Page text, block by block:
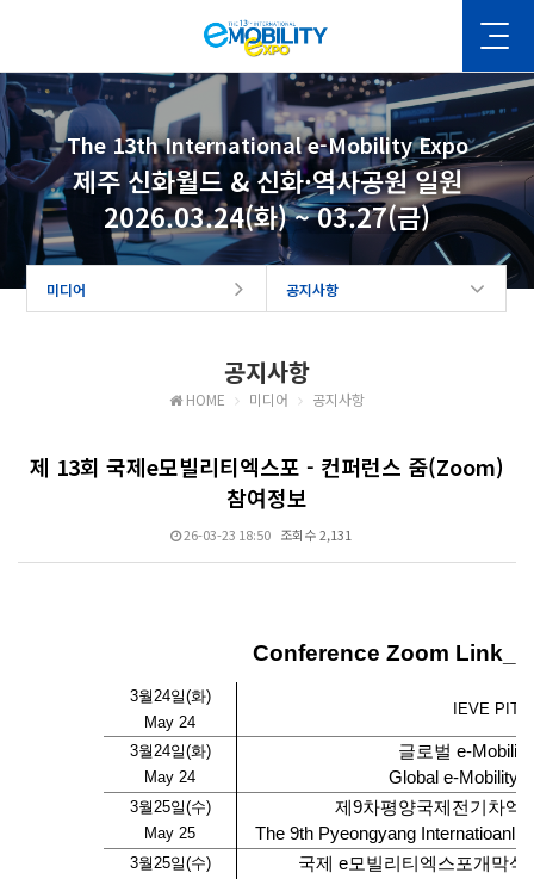
The 13th International e-Mobility Expo
제주 신화월드 & 신화·역사공원 일원
2026.03.24(화) ~ 03.27(금)
미디어 공지사항
공지사항
HOME 미디어 공지사항
제 13회 국제e모빌리티엑스포 - 컨퍼런스 줌(Zoom)
참여정보
26-03-23 18:50 조회수 2,131
Conference Zoom
3월24일(화)
May 24
IEVE
3월24일(화)
May 24
글로벌 e-
Global e-Mobility
3월25일(수)
May 25
제 9차평양국제전기차엑
The 9th Pyeongyang Internatioanl
3월25일(수)
국제 e모빌리티엑스포개막식